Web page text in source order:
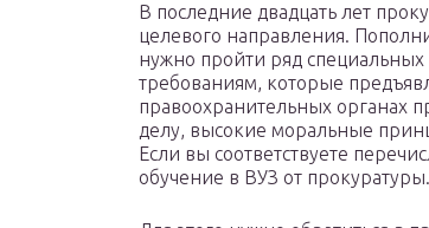
В последние двадцать лет
целевого направления.
нужно пройти ряд
требованиям, которые
правоохранительных органах
делу, высокие моральные
Если вы соответствуете
обучение в ВУЗ от прокуратуры.